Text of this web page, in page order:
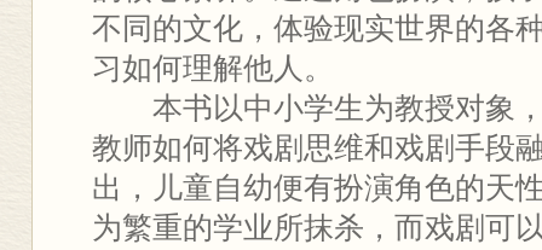
不同的文化，体验现实世界的各
习如何理解他人。
本书以中小学生为教授对象，
教师如何将戏剧思维和戏剧手段
出，儿童自幼便有扮演角色的天
为繁重的学业所抹杀，而戏剧可